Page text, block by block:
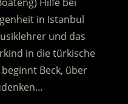
in Istanbul
und das
in die türkische
Beck, über